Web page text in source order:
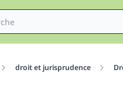
droit et jurisprudence